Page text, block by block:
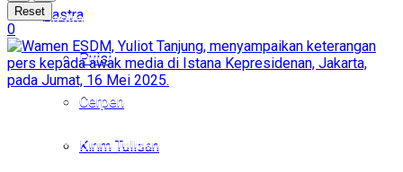
Sastra
Puisi
Cerpen
Kirim Tulisan
Sastra
Puisi
Cerpen
Kirim Tulisan
Reset
0